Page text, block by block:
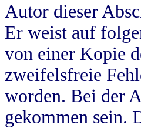
Autor dieser
Er weist auf
von einer Kopie
zweifelsfreie
worden. Bei der
gekommen sein.